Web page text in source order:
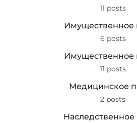
11 posts
Имущественное
6 posts
Имущественное
11 posts
Медицинское
2 posts
Наследственное